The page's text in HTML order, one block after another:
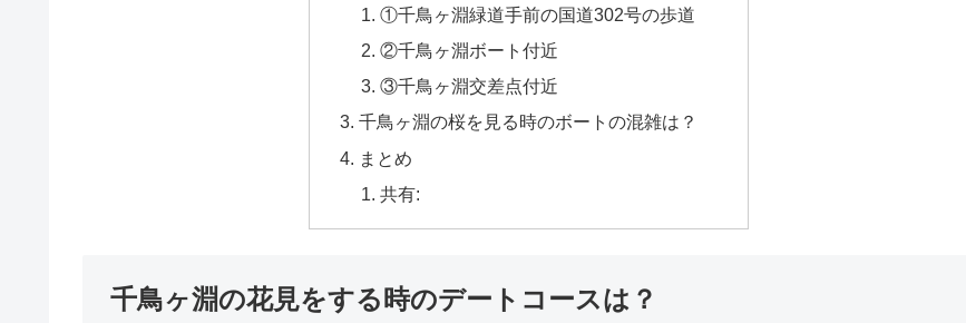
①千鳥ヶ淵緑道手前の国道302号の歩道
②千鳥ヶ淵ボート付近
③千鳥ヶ淵交差点付近
千鳥ヶ淵の桜を見る時のボートの混雑は？
まとめ
共有:
千鳥ヶ淵の花見をする時のデートコースは？